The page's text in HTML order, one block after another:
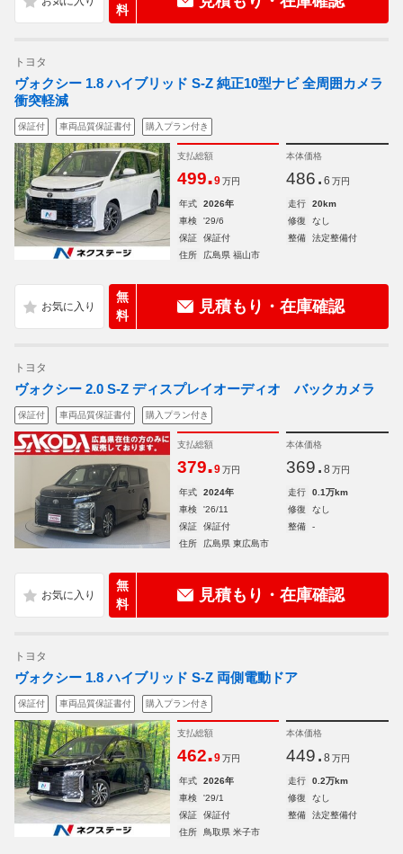
料
トヨタ
ヴォクシー 1.8 ハイブリッド S-Z 純正10型ナビ 全周囲カメラ
衝突軽減
保証付 車両品質保証書付 購入プラン付き
支払総額
499.9 万円
本体価格
486. 6 万円
年式 2026年 走行
20km
車検
'29/6 修復
なし
保証
保証付 整備
法定整備付
住所
広島県 福山市
無
料
見積もり・在庫確認
トヨタ
ヴォクシー 2.0 S-Z ディスプレイオーディオ バックカメラ
保証付 車両品質保証書付 購入プラン付き
支払総額
379.9 万円
本体価格
369. 8 万円
年式 2024年 走行
0.1万km
車検
'26/11 修復
なし
保証
保証付 整備
-
住所
広島県 東広島市
無
料
見積もり・在庫確認
トヨタ
ヴォクシー 1.8 ハイブリッド S-Z 両側電動ドア
保証付 車両品質保証書付 購入プラン付き
支払総額
462.9 万円
本体価格
449. 8 万円
年式 2026年 走行
0.2万km
車検
'29/1 修復
なし
保証
保証付 整備
法定整備付
住所
鳥取県 米子市